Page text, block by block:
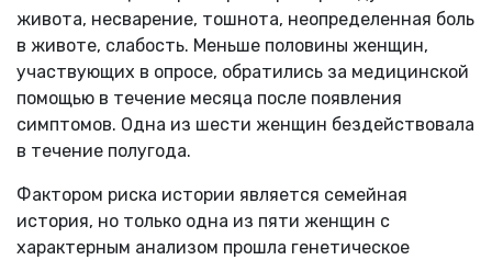
живота, несварение, тошнота, неопределенная боль
в животе, слабость. Меньше половины женщин,
участвующих в опросе, обратились за медицинской
помощью в течение месяца после появления
симптомов. Одна из шести женщин бездействовала
в течение полугода.
Фактором риска истории является семейная
история, но только одна из пяти женщин с
характерным анализом прошла генетическое